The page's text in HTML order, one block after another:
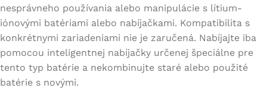
nesprávneho používania alebo manipulácie s lítium-
iónovými batériami alebo nabíjačkami. Kompatibilita s
konkrétnymi zariadeniami nie je zaručená. Nabíjajte iba
pomocou inteligentnej nabíjačky určenej špeciálne pre
tento typ batérie a nekombinujte staré alebo použité
batérie s novými.